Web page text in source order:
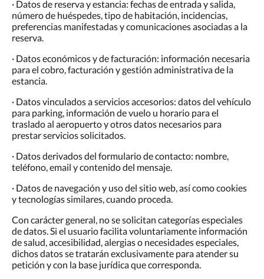
· Datos de reserva y estancia: fechas de entrada y salida,
número de huéspedes, tipo de habitación, incidencias,
preferencias manifestadas y comunicaciones asociadas a la
reserva.
· Datos económicos y de facturación: información necesaria
para el cobro, facturación y gestión administrativa de la
estancia.
· Datos vinculados a servicios accesorios: datos del vehículo
para parking, información de vuelo u horario para el
traslado al aeropuerto y otros datos necesarios para
prestar servicios solicitados.
· Datos derivados del formulario de contacto: nombre,
teléfono, email y contenido del mensaje.
· Datos de navegación y uso del sitio web, así como cookies
y tecnologías similares, cuando proceda.
Con carácter general, no se solicitan categorías especiales
de datos. Si el usuario facilita voluntariamente información
de salud, accesibilidad, alergias o necesidades especiales,
dichos datos se tratarán exclusivamente para atender su
petición y con la base jurídica que corresponda.